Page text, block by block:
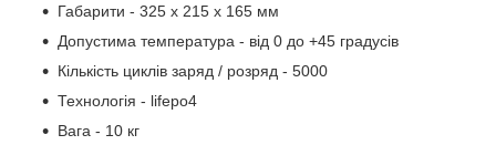
Габарити - 325 х 215 х 165 мм
Допустима температура - від 0 до +45 градусів
Кількість циклів заряд / розряд - 5000
Технологія - lifepo4
Вага - 10 кг